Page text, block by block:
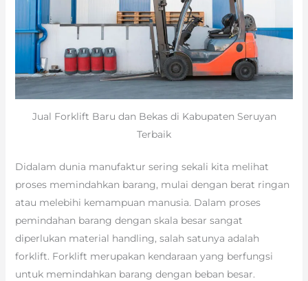
Jual Forklift Baru dan Bekas di Kabupaten Seruyan
Terbaik
Didalam dunia manufaktur sering sekali kita melihat
proses memindahkan barang, mulai dengan berat ringan
atau melebihi kemampuan manusia. Dalam proses
pemindahan barang dengan skala besar sangat
diperlukan material handling, salah satunya adalah
forklift. Forklift merupakan kendaraan yang berfungsi
untuk memindahkan barang dengan beban besar.